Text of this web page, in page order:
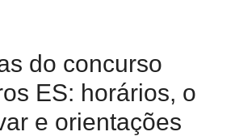
do concurso
ES: horários, o
e orientações